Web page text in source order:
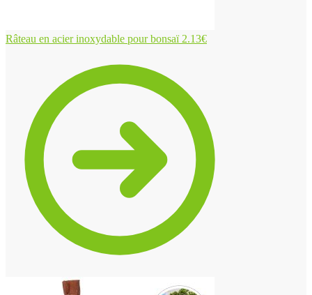
Râteau en acier inoxydable pour bonsaï 2.13€